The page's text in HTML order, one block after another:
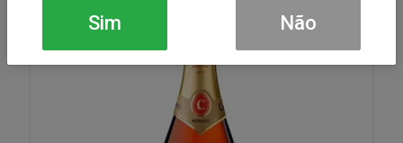
Sim Não